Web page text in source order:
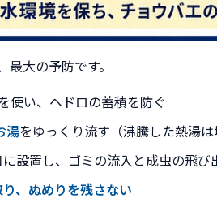
大の予防です。
使い、ヘドロの蓄積を防ぐ
湯をゆっくり流す（沸騰した熱湯
設置し、ゴミの流入と成虫の飛び
、ぬめりを残さない